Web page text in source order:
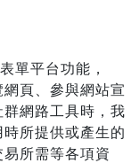
單平台功能，
頁、參與網站宣
網路工具時，我
所提供或產生的
所需等各項資